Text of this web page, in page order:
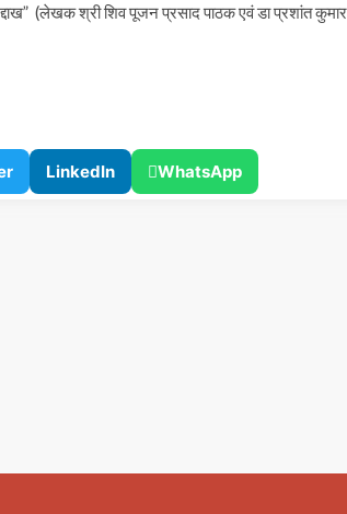
(लेखक श्री शिव पूजन प्रसाद पाठक एवं डा प्रशांत
LinkedIn WhatsApp